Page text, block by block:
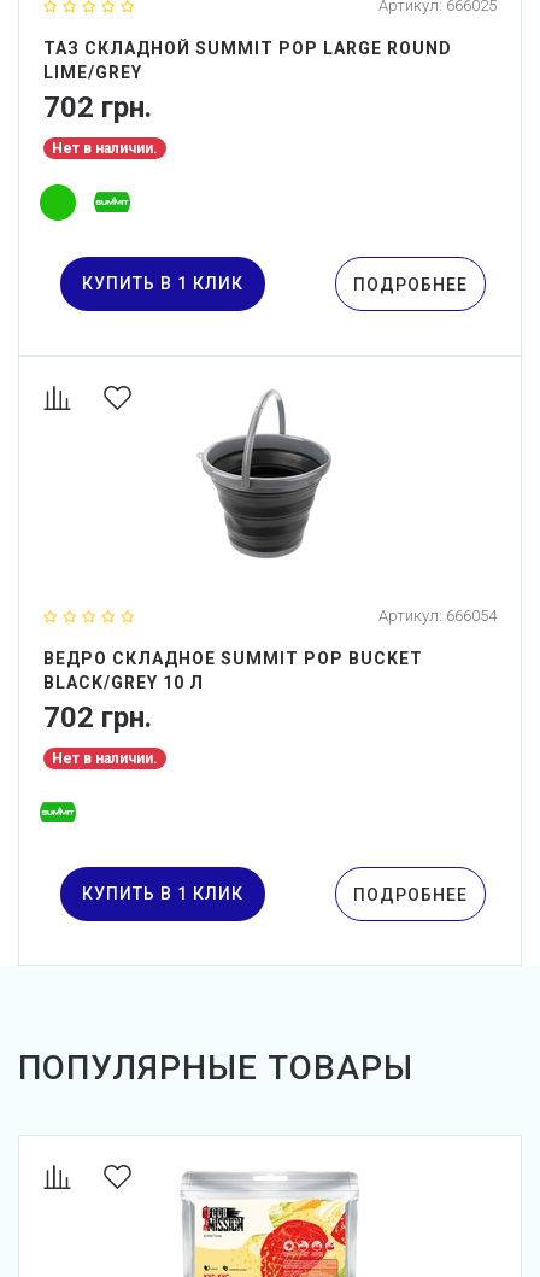
Артикул: 666025
ТАЗ СКЛАДНОЙ SUMMIT POP LARGE ROUND
LIME/GREY
702 грн.
Нет в наличии.
КУПИТЬ В 1 КЛИК ПОДРОБНЕЕ
Артикул: 666054
ВЕДРО СКЛАДНОЕ SUMMIT POP BUCKET
BLACK/GREY 10 Л
702 грн.
Нет в наличии.
КУПИТЬ В 1 КЛИК ПОДРОБНЕЕ
ПОПУЛЯРНЫЕ ТОВАРЫ